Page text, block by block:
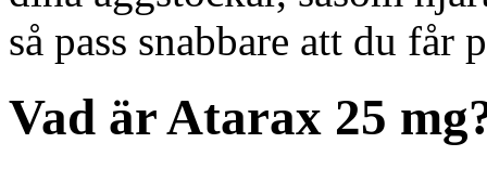
så pass snabbare att du
Vad är Atarax 25